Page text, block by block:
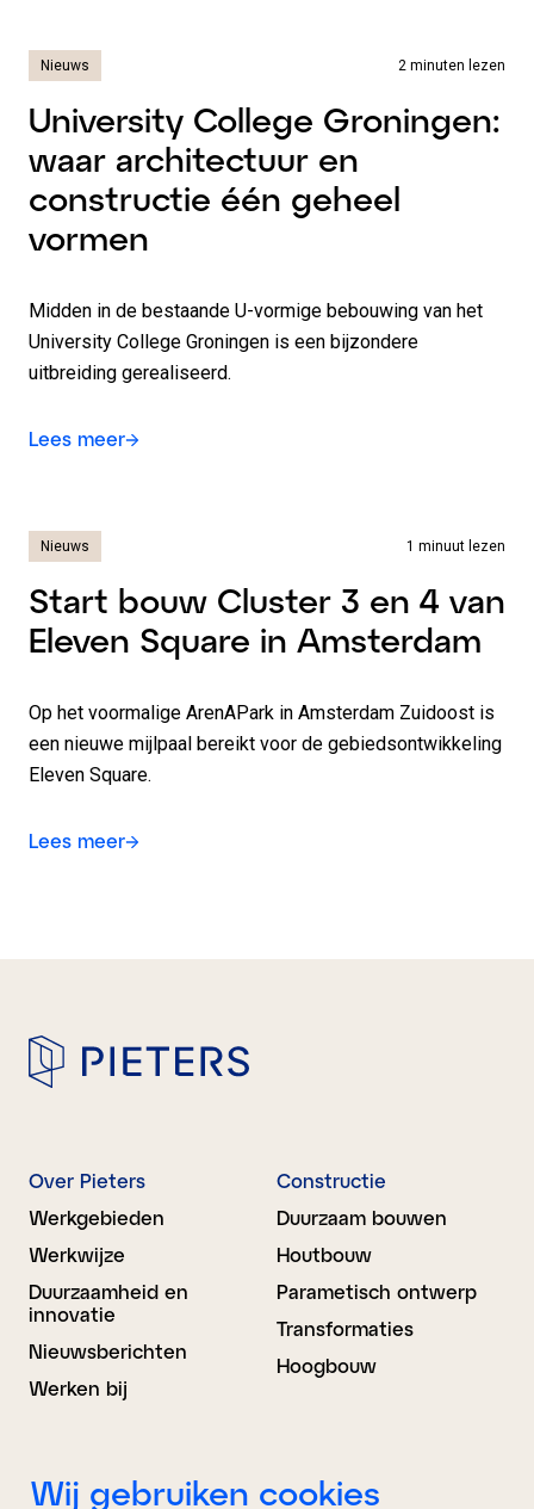
Wij gebruiken cookies
Nieuws 2 minuten lezen
University College Groningen:
waar architectuur en
constructie één geheel
vormen
Midden in de bestaande U-vormige bebouwing van het
University College Groningen is een bijzondere
uitbreiding gerealiseerd.
Lees meer
Nieuws 1 minuut lezen
Start bouw Cluster 3 en 4 van
Eleven Square in Amsterdam
Op het voormalige ArenAPark in Amsterdam Zuidoost is
een nieuwe mijlpaal bereikt voor de gebiedsontwikkeling
Eleven Square.
Lees meer
Over Pieters
Werkgebieden
Werkwijze
Duurzaamheid en
innovatie
Nieuwsberichten
Werken bij
Constructie
Duurzaam bouwen
Houtbouw
Parametisch ontwerp
Transformaties
Hoogbouw
Ontwerp
Projectondersteuning